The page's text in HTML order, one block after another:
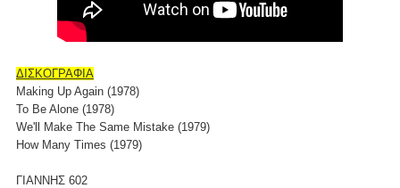
ΔΙΣΚΟΓΡΑΦΙΑ
Making Up Again (1978)
To Be Alone (1978)
We'll Make The Same Mistake (1979)
How Many Times (1979)
ΓΙΑΝΝΗΣ 602